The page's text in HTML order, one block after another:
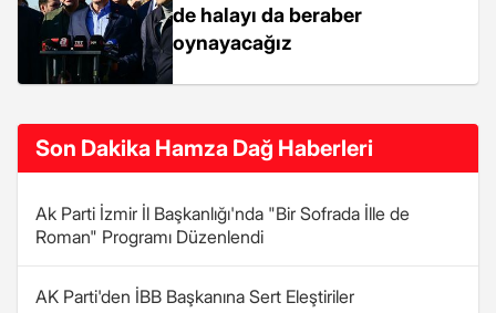
de halayı da beraber
oynayacağız
Son Dakika Hamza Dağ Haberleri
Ak Parti İzmir İl Başkanlığı'nda "Bir Sofrada İlle de
Roman" Programı Düzenlendi
AK Parti'den İBB Başkanına Sert Eleştiriler